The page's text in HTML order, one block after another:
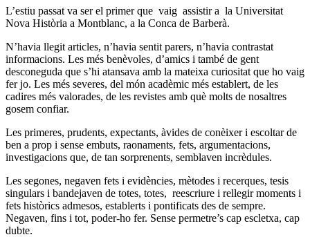
L’estiu passat va ser el primer que vaig assistir a la Universitat
Nova Història a Montblanc, a la Conca de Barberà.
N’havia llegit articles, n’havia sentit parers, n’havia contrastat
informacions. Les més benèvoles, d’amics i també de gent
desconeguda que s’hi atansava amb la mateixa curiositat que ho vaig
fer jo. Les més severes, del món acadèmic més establert, de les
cadires més valorades, de les revistes amb què molts de nosaltres
gosem confiar.
Les primeres, prudents, expectants, àvides de conèixer i escoltar de
ben a prop i sense embuts, raonaments, fets, argumentacions,
investigacions que, de tan sorprenents, semblaven incrèdules.
Les segones, negaven fets i evidències, mètodes i recerques, tesis
singulars i bandejaven de totes, totes, reescriure i rellegir moments i
fets històrics admesos, establerts i pontificats des de sempre.
Negaven, fins i tot, poder-ho fer. Sense permetre’s cap escletxa, cap
dubte.